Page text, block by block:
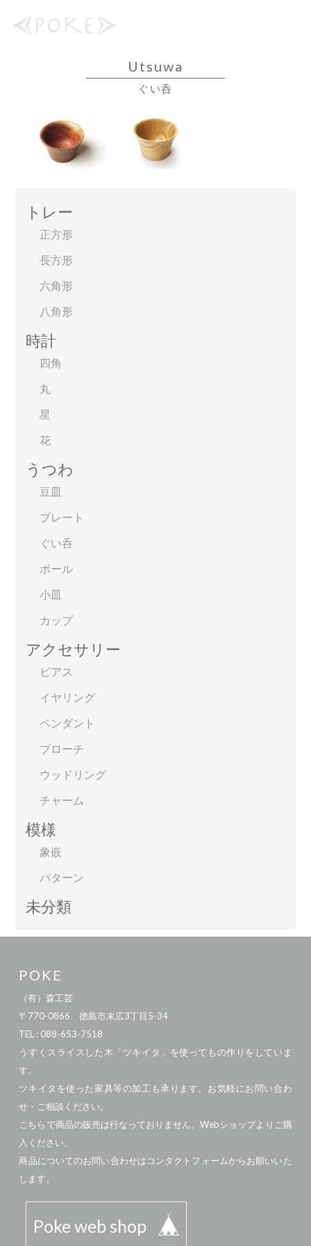
Utsuwa
ぐい呑
トレー
正方形
長方形
六角形
八角形
時計
四角
丸
星
花
うつわ
豆皿
プレート
ぐい呑
ボール
小皿
カップ
アクセサリー
ピアス
イヤリング
ペンダント
ブローチ
ウッドリング
チャーム
模様
象嵌
パターン
未分類
POKE
（有）森工芸
〒770-0866 徳島市末広3丁目5-34
TEL : 088-653-7518
うすくスライスした木「ツキイタ」を使ってもの作りをしていま
す。
ツキイタを使った家具等の加工も承ります。お気軽にお問い合わ
せ・ご相談ください。
こちらで商品の販売は行なっておりません。Webショップよりご購
入ください。
商品についてのお問い合わせはコンタクトフォームからお願いいた
します。
Poke web shop